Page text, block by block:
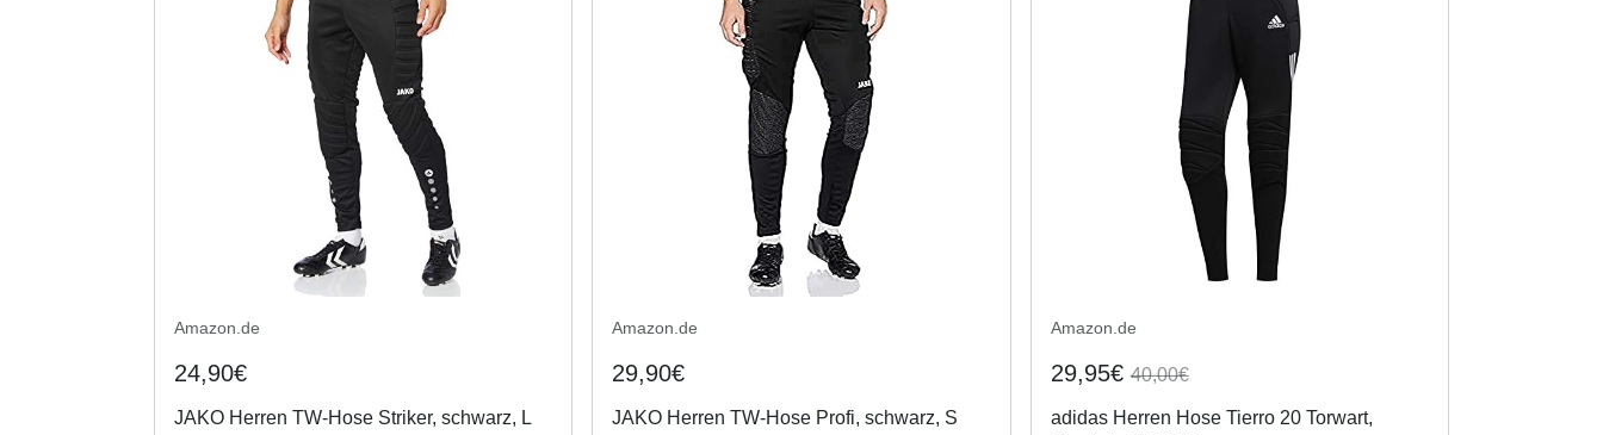
Amazon.de
24,90€
JAKO Herren TW-Hose Striker, schwarz, L
Amazon.de
29,90€
JAKO Herren TW-Hose Profi, schwarz, S
Amazon.de
29,95€40,00€
adidas Herren Hose Tierro 20 Torwart,